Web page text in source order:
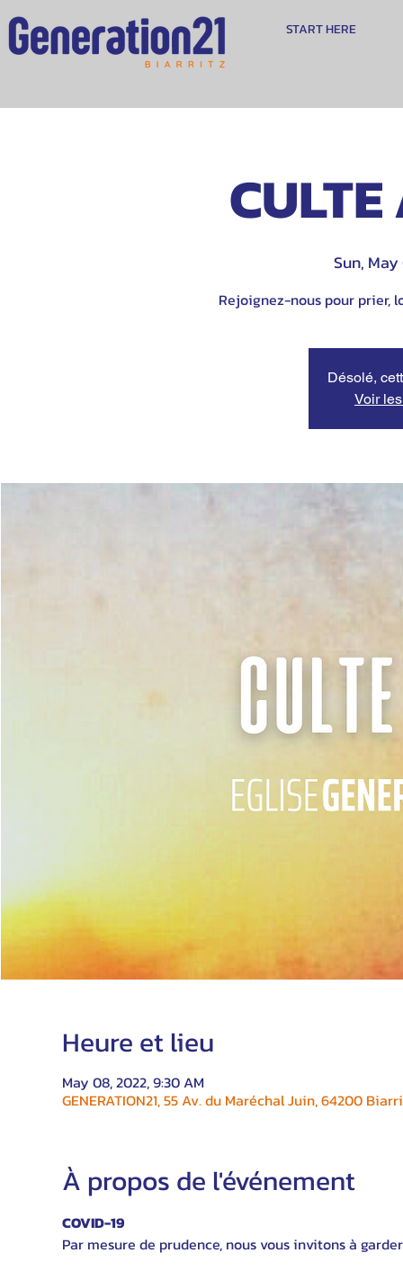
START HERE
Sun,
Rejoignez-nous pour prier,
Désolé,
Voir
Heure et lieu
May 08, 2022, 9:30 AM
GENERATION21, 55 Av. du Maréchal Juin, 64200
À propos de l'événement
COVID-19
Par mesure de prudence, nous vous invitons à